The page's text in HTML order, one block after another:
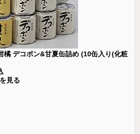
橘 デコポン&甘夏缶詰め (10缶入り(化粧
見る